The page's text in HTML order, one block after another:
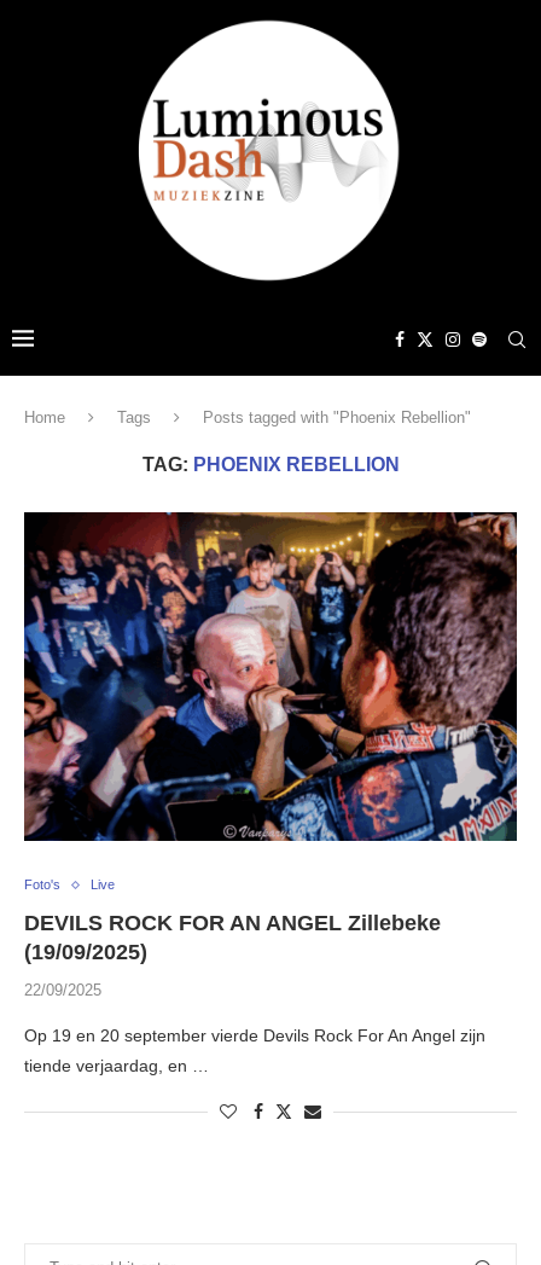
Home Tags Posts tagged with "Phoenix Rebellion"
TAG: PHOENIX REBELLION
Foto's Live
DEVILS ROCK FOR AN ANGEL Zillebeke
(19/09/2025)
22/09/2025
Op 19 en 20 september vierde Devils Rock For An Angel zijn
tiende verjaardag, en …